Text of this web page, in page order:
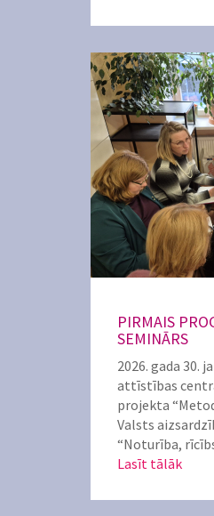
PIRMAIS
SEMINĀRS
2026. gada 30.
attīstības
projekta
Valsts
“Noturība,
Lasīt tālāk